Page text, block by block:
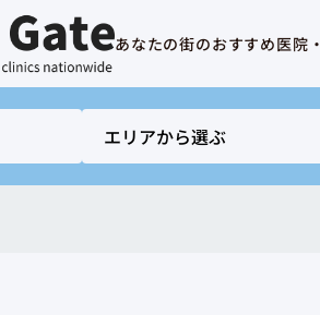
あなたの街のおすすめ医院